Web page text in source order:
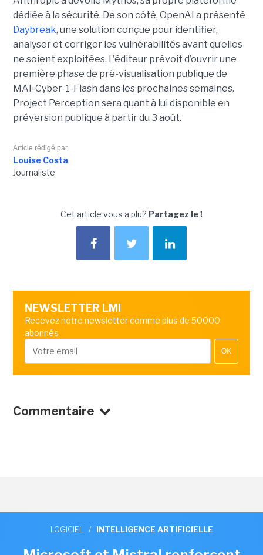
dédiée à la sécurité. De son côté, OpenAI a présenté
Daybreak, une solution conçue pour identifier,
analyser et corriger les vulnérabilités avant qu’elles
ne soient exploitées. L'éditeur prévoit d’ouvrir une
première phase de pré-visualisation publique de
MAI-Cyber-1-Flash dans les prochaines semaines.
Project Perception sera quant à lui disponible en
préversion publique à partir du 3 août.
Article rédigé par
Louise Costa
Journaliste
Cet article vous a plu? Partagez le !
NEWSLETTER LMI
Recevez notre newsletter comme plus de 50000
abonnés
OK
Commentaire
LOGICIEL / INTELLIGENCE ARTIFICIELLE